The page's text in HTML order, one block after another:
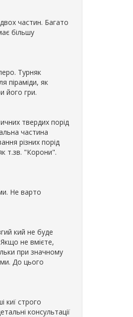
частин. Багато
більшу
Турняк
піраміди, як
його гри.
твердих порід
частина
різних порід
т.зв. "Корони".
Не варто
кий не буде
не вмієте,
при значному
До цього
киї строго
консультації